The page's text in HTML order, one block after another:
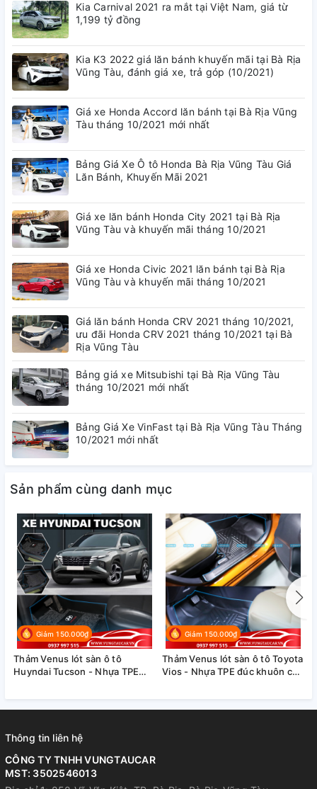
Kia Carnival 2021 ra mắt tại Việt Nam, giá từ
1,199 tỷ đồng
Kia K3 2022 giá lăn bánh khuyến mãi tại Bà Rịa
Vũng Tàu, đánh giá xe, trả góp (10/2021)
Giá xe Honda Accord lăn bánh tại Bà Rịa Vũng
Tàu tháng 10/2021 mới nhất
Bảng Giá Xe Ô tô Honda Bà Rịa Vũng Tàu Giá
Lăn Bánh, Khuyến Mãi 2021
Giá xe lăn bánh Honda City 2021 tại Bà Rịa
Vũng Tàu và khuyến mãi tháng 10/2021
Giá xe Honda Civic 2021 lăn bánh tại Bà Rịa
Vũng Tàu và khuyến mãi tháng 10/2021
Giá lăn bánh Honda CRV 2021 tháng 10/2021,
ưu đãi Honda CRV 2021 tháng 10/2021 tại Bà
Rịa Vũng Tàu
Bảng giá xe Mitsubishi tại Bà Rịa Vũng Tàu
tháng 10/2021 mới nhất
Bảng Giá Xe VinFast tại Bà Rịa Vũng Tàu Tháng
10/2021 mới nhất
Sản phẩm cùng danh mục
Giảm 150.000₫
Thảm Venus lót sàn ô tô
Huyndai Tucson - Nhựa TPE
Giảm 150.000₫
Thảm Venus lót sàn ô tô Toyota
Vios - Nhựa TPE đúc khuôn cao
Thông tin liên hệ
CÔNG TY TNHH VUNGTAUCAR
MST: 3502546013